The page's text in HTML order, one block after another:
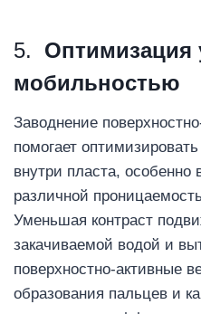
5. Оптимизация
мобильностью
Заводнение
помогает
внутри пласта, особенно
различной
Уменьшая контраст
закачиваемой водой и
поверхностно-активные
образования пальцев и